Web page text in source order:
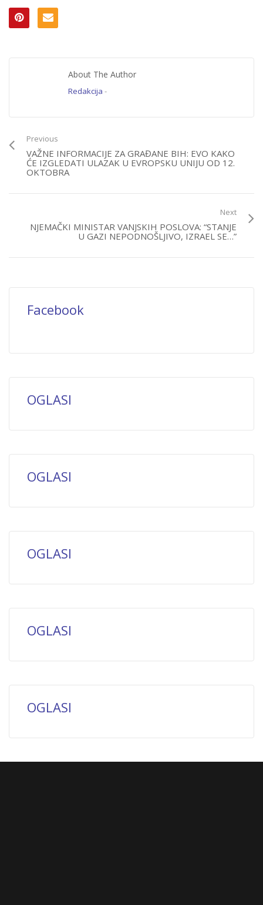
About The Author
Redakcija -
Previous
VAŽNE INFORMACIJE ZA GRAĐANE BIH: EVO KAKO
ĆE IZGLEDATI ULAZAK U EVROPSKU UNIJU OD 12.
OKTOBRA
Next
NJEMAČKI MINISTAR VANJSKIH POSLOVA: “STANJE
U GAZI NEPODNOŠLJIVO, IZRAEL SE…”
Facebook
OGLASI
OGLASI
OGLASI
OGLASI
OGLASI